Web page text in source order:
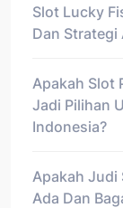
Slot Lucky
Dan Strategi
Apakah Slot
Jadi Pilihan
Indonesia?
Apakah Judi
Ada Dan